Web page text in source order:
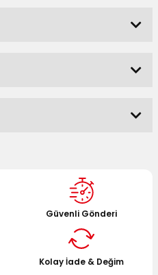
ederiz.
görüntülenemiyor.
bulunuyor.
Güvenli Gönderi
Kolay İade & Değim